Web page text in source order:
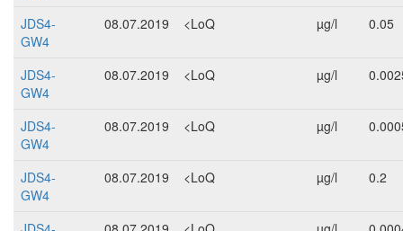
JDS4-
GW4
08.07.2019 <LoQ µg/l 0.05
JDS4-
GW4
08.07.2019 <LoQ µg/l
JDS4-
GW4
08.07.2019 <LoQ µg/l
JDS4-
GW4
08.07.2019 <LoQ µg/l 0.2